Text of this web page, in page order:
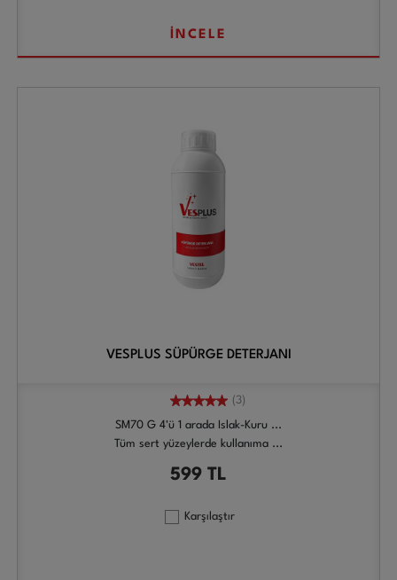
İNCELE
VESPLUS SÜPÜRGE DETERJANI
(3)
SM70 G 4'ü 1 arada Islak-Kuru ...
Tüm sert yüzeylerde kullanıma ...
599 TL
Karşılaştır